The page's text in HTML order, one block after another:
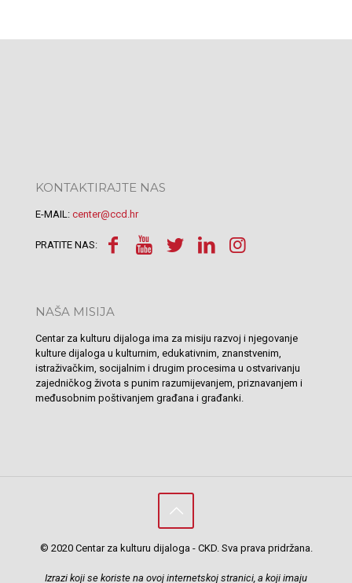
KONTAKTIRAJTE NAS
E-MAIL: center@ccd.hr
PRATITE NAS:
NAŠA MISIJA
Centar za kulturu dijaloga ima za misiju razvoj i njegovanje
kulture dijaloga u kulturnim, edukativnim, znanstvenim,
istraživačkim, socijalnim i drugim procesima u ostvarivanju
zajedničkog života s punim razumijevanjem, priznavanjem i
međusobnim poštivanjem građana i građanki.
© 2020 Centar za kulturu dijaloga - CKD. Sva prava pridržana.
Izrazi koji se koriste na ovoj internetskoj stranici, a koji imaju